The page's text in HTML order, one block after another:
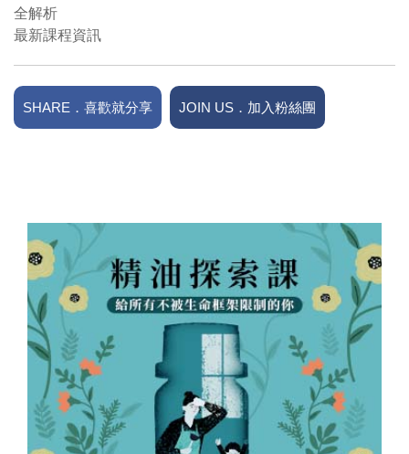
全解析
最新課程資訊
SHARE．喜歡就分享 JOIN US．加入粉絲團